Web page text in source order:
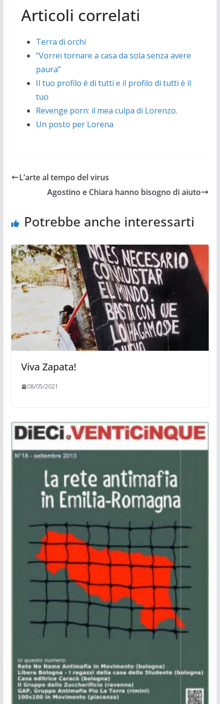
Articoli correlati
Terra di orchi
“Vorrei tornare a casa da sola senza avere
paura”
Il tuo profilo è di tutti e il profilo di tutti è il
tuo
Revenge porn: il mea culpa di Lorenzo.
Un posto per Lorena
L’arte al tempo del virus
Agostino e Chiara hanno bisogno di aiuto
Potrebbe anche interessarti
Viva Zapata!
08/05/2021